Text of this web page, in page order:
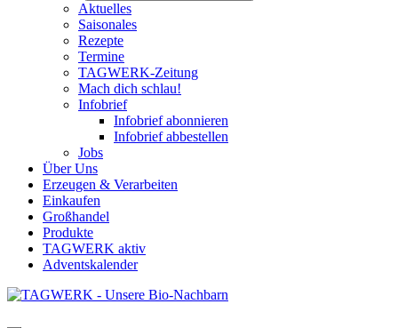
Aktuelles
Saisonales
Rezepte
Termine
TAGWERK-Zeitung
Mach dich schlau!
Infobrief
Infobrief abonnieren
Infobrief abbestellen
Jobs
Über Uns
Erzeugen & Verarbeiten
Einkaufen
Großhandel
Produkte
TAGWERK aktiv
Adventskalender